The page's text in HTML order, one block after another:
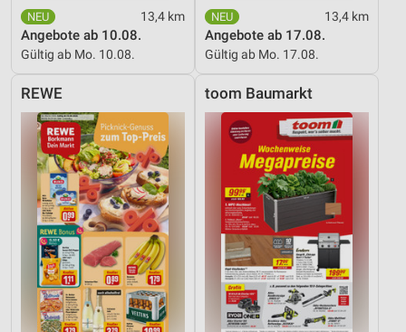
13,4 km
Angebote ab 10.08.
Gültig ab Mo. 10.08.
13,4 km
Angebote ab 17.08.
Gültig ab Mo. 17.08.
REWE toom Baumarkt